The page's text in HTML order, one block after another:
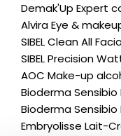
Demak'Up Expert
Alvira Eye &
SIBEL Clean All
SIBEL Precision
AOC Make-up
Bioderma Sensibio
Bioderma Sensibio
Embryolisse Lait-